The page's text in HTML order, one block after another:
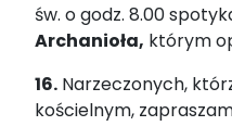
św. o godz. 8.00
Archanioła, którym
16. Narzeczonych,
kościelnym,